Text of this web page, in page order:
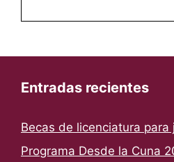
Entradas recientes
Becas de licenciatura
Programa Desde la Cuna